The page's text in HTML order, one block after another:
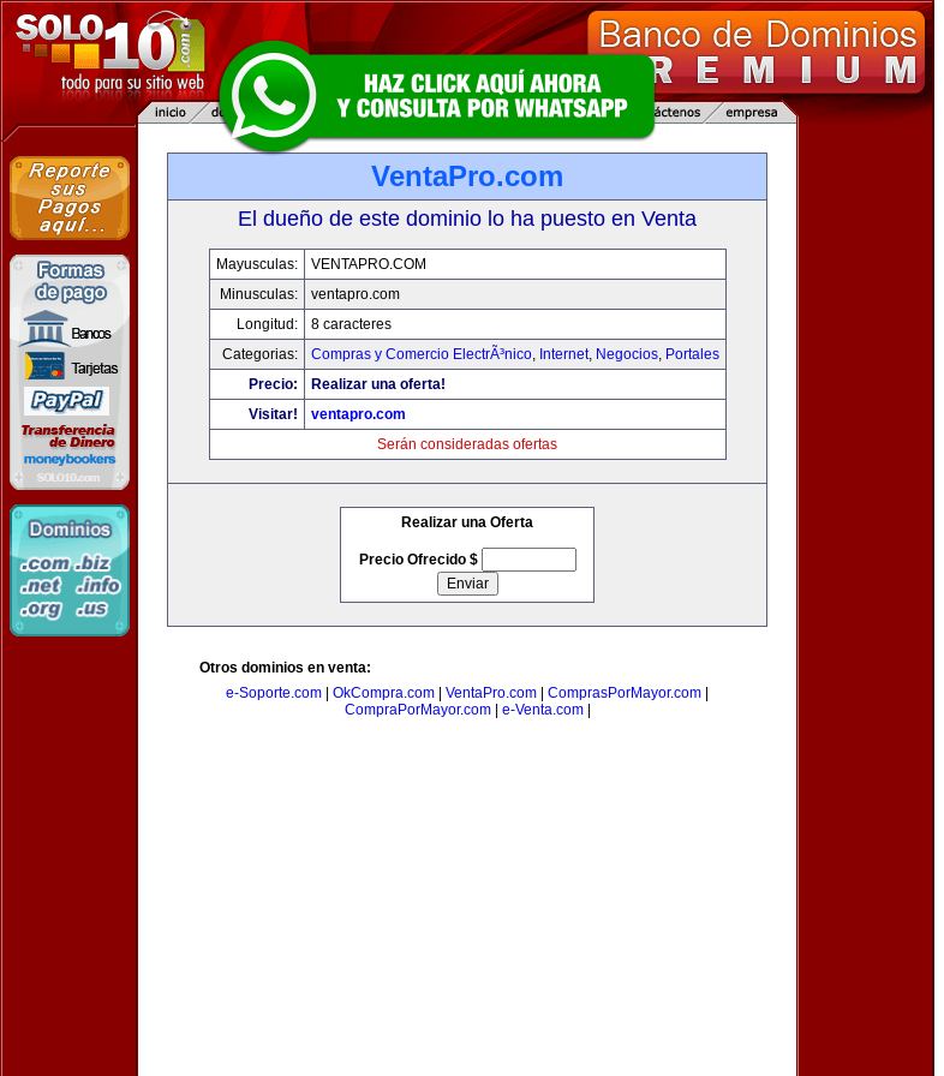
VentaPro.com
El dueño de este dominio lo ha puesto en Venta
Mayusculas:
VENTAPRO.COM
Minusculas:
ventapro.com
Longitud:
8 caracteres
Categorias:
Compras y Comercio ElectrÃ³nico, Internet, Negocios, Portales
Precio:
Realizar una oferta!
Visitar!
ventapro.com
Serán consideradas ofertas
Realizar una Oferta
Precio Ofrecido $
Otros dominios en venta:
e-Soporte.com
OkCompra.com VentaPro.com ComprasPorMayor.com
CompraPorMayor.com| e-Venta.com|